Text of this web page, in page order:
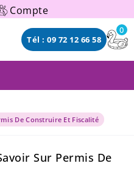
Compte
Tél : 09 72 12 66 58
0
De Construire Et Fiscalité
Sur Permis De